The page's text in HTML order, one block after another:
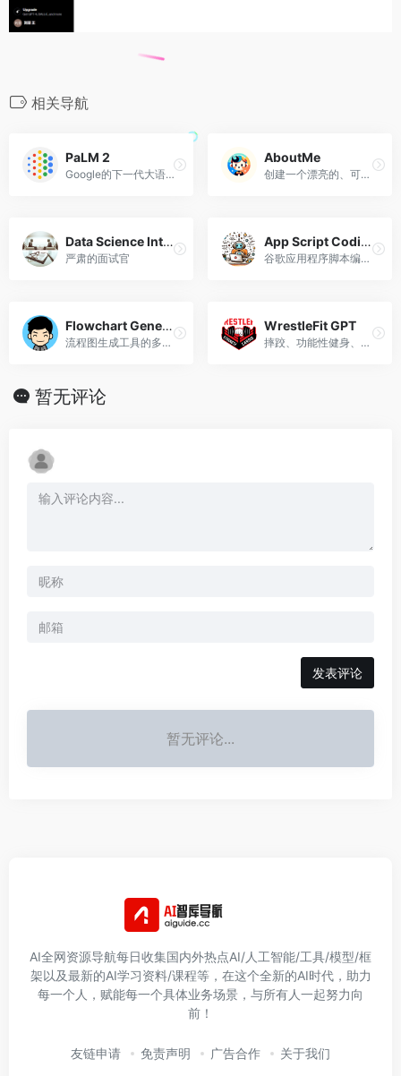
相关导航
PaLM 2
Google的下一代大语言模型，超过3400亿参数
AboutMe
创建一个漂亮的、可共享的个人页面
Data Science Interview Mate
严肃的面试官
App Script Coding Assistant
谷歌应用程序脚本编码助手
Flowchart Generator 流程图生成器
流程图生成工具的多语言专家创建者。专家多语言流程图和思维导图制作工具
WrestleFit GPT
摔跤、功能性健身、在线会员策略、健身房业务发展方面的专家
暂无评论
发表评论
暂无评论...
AI全网资源导航每日收集国内外热点AI/人工智能/工具/模型/框
架以及最新的AI学习资料/课程等，在这个全新的AI时代，助力
每一个人，赋能每一个具体业务场景，与所有人一起努力向
前！
友链申请 免责声明 广告合作 关于我们